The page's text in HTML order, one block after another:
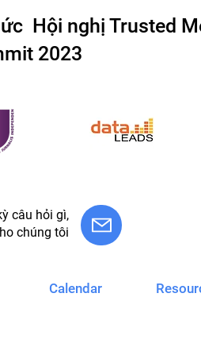
Hội nghị Trusted
2023
câu hỏi gì,
chúng tôi
Calendar